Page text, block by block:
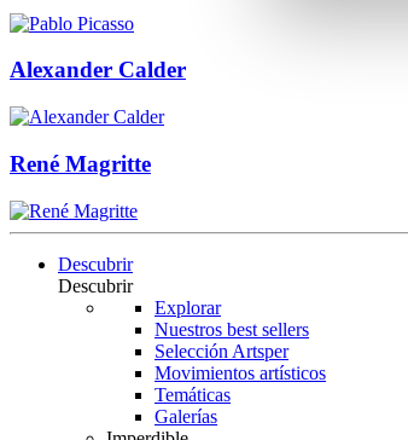
Alexander Calder
René Magritte
Descubrir
Descubrir
Explorar
Nuestros best sellers
Selección Artsper
Movimientos artísticos
Temáticas
Galerías